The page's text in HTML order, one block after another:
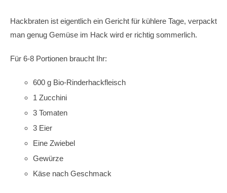
Hackbraten ist eigentlich ein Gericht für kühlere Tage, verpackt
man genug Gemüse im Hack wird er richtig sommerlich.
Für 6-8 Portionen braucht Ihr:
600 g Bio-Rinderhackfleisch
1 Zucchini
3 Tomaten
3 Eier
Eine Zwiebel
Gewürze
Käse nach Geschmack